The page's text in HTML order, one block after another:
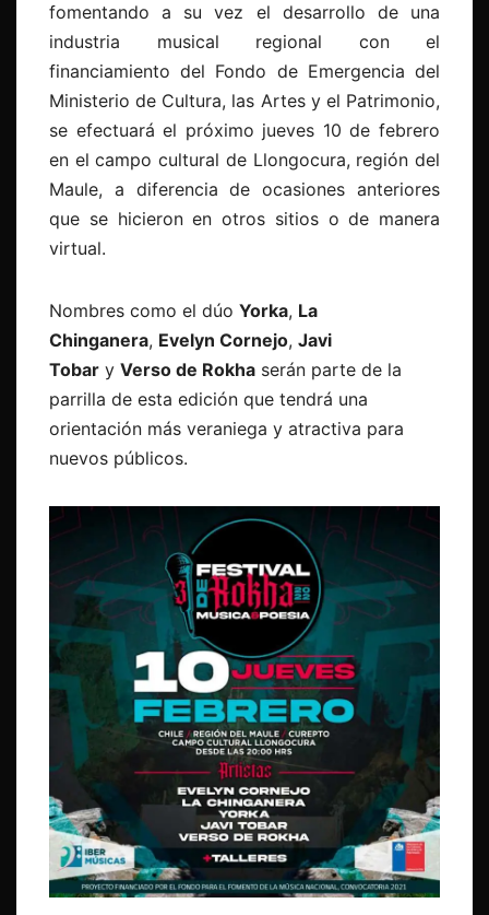
fomentando a su vez el desarrollo de una
industria musical regional con el
financiamiento del Fondo de Emergencia del
Ministerio de Cultura, las Artes y el Patrimonio,
se efectuará el próximo jueves 10 de febrero
en el campo cultural de Llongocura, región del
Maule, a diferencia de ocasiones anteriores
que se hicieron en otros sitios o de manera
virtual.
Nombres como el dúo Yorka, La
Chinganera, Evelyn Cornejo, Javi
Tobar y Verso de Rokha serán parte de la
parrilla de esta edición que tendrá una
orientación más veraniega y atractiva para
nuevos públicos.